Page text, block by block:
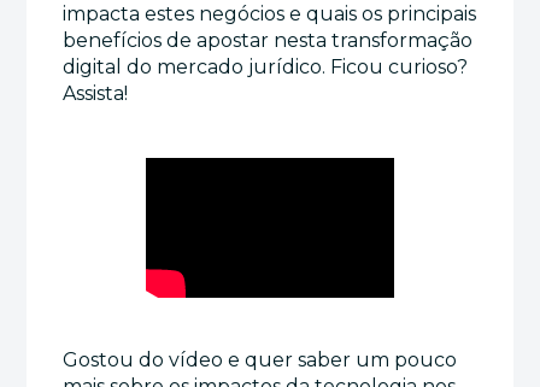
impacta estes negócios e quais os principais
benefícios de apostar nesta transformação
digital do mercado jurídico. Ficou curioso?
Assista!
Gostou do vídeo e quer saber um pouco